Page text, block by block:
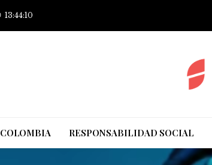
13:44:11
COLOMBIA RESPONSABILIDAD SOCIAL